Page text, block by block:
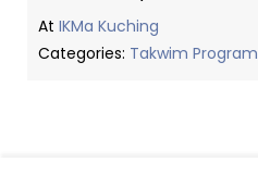
At IKMa Kuching
Categories: Takwim Program